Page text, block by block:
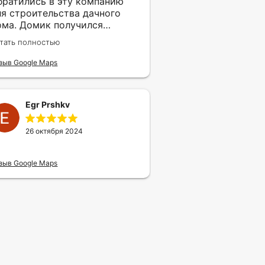
строительства дачного
Домик получился
и функциональный,
даже соседи теперь
за
радует глаз и комфорт
на каждом шагу.
полностью
Google Maps
Egr Prshkv
26 октября 2024
Google Maps